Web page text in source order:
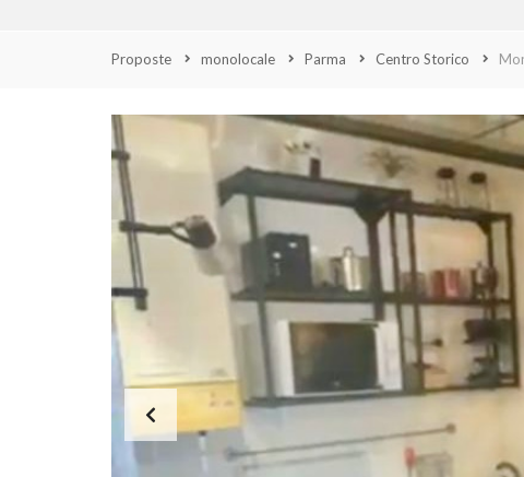
Proposte monolocale Parma Centro Storico